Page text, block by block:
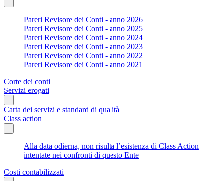
Pareri Revisore dei Conti - anno 2026
Pareri Revisore dei Conti - anno 2025
Pareri Revisore dei Conti - anno 2024
Pareri Revisore dei Conti - anno 2023
Pareri Revisore dei Conti - anno 2022
Pareri Revisore dei Conti - anno 2021
Corte dei conti
Servizi erogati
Carta dei servizi e standard di qualità
Class action
Alla data odierna, non risulta l’esistenza di Class Action
intentate nei confronti di questo Ente
Costi contabilizzati